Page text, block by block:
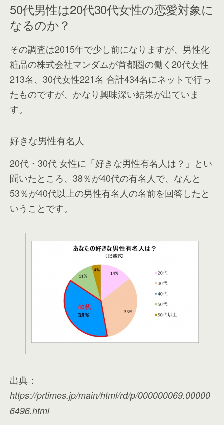
50代男性は20代30代女性の恋愛対象に
なるのか？
その調査は2015年で少し前になりますが、男性化
粧品の株式会社マンダムが首都圏の働く20代女性
213名、30代女性221名 合計434名にネットで行っ
たものですが、かなり興味深い結果が出ていま
す。
好きな男性有名人
20代・30代 女性に「好きな男性有名人は？」とい
聞いたところ、38％が40代の有名人で、なんと
53％が40代以上の男性有名人の名前を回答したと
いうことです。
出典：
https://prtimes.jp/main/html/rd/p/000000069.00000
6496.html